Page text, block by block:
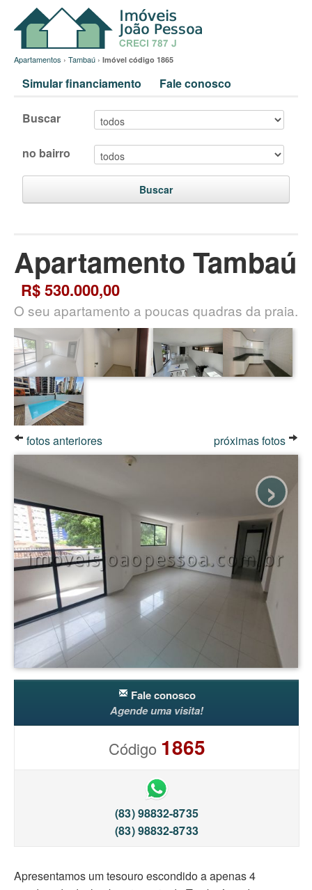
Apartamentos › Tambaú › Imóvel código 1865
Simular financiamento Fale conosco
Buscar
no bairro
Buscar
Apartamento Tambaú
R$ 530.000,00
O seu apartamento a poucas quadras da praia.
fotos anteriores próximas fotos
›
Fale conosco
Agende uma visita!
Código 1865
(83) 98832-8735
(83) 98832-8733
Apresentamos um tesouro escondido a apenas 4